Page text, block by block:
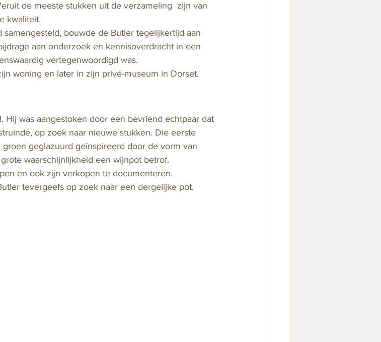
de meeste stukken uit de verzameling  zijn van
kwaliteit.
bouwde de Butler tegelijkertijd aan
aan onderzoek en kennisoverdracht in een
vertegenwoordigd was.
woning en later in zijn privé-museum in Dorset.
Hij was aangestoken door een bevriend echtpaar dat
op zoek naar nieuwe stukken. Die eerste
geglazuurd geïnspireerd door de vorm van
waarschijnlijkheid een wijnpot betrof.
en ook zijn verkopen te documenteren.
tevergeefs op zoek naar een dergelijke pot.